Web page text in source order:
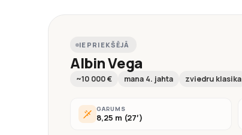
IEPRIEKŠĒJĀ
Albin Vega
~10 000 € mana 4. jahta zviedru klasika
GARUMS
8,25 m (27′)